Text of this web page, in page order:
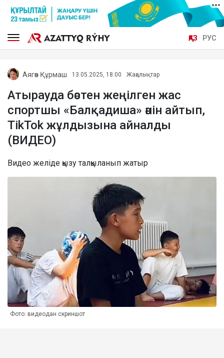
ҚАЗ РУС
Аягөз Құрмаш 13.05.2025, 18:00 Жаңалықтар
Атырауда бәстен жеңілген жас
спортшы «Балқадиша» әнін айтып,
TikTok жұлдызына айналды
(ВИДЕО)
Видео желіде қызу талқыланып жатыр
Фото: видеодан скриншот